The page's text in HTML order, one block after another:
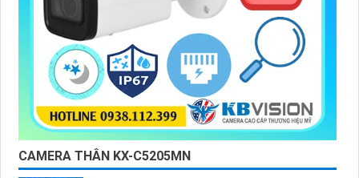
CAMERA THÂN KX-C5205MN